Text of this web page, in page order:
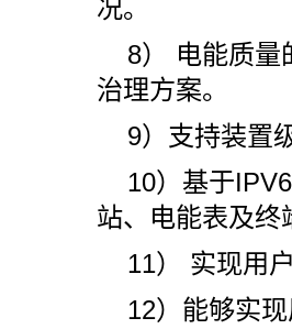
况。
8） 电能质量
治理方案。
9）支持装置
10）基于
站、电能表及终
11） 实现用
12）能够实